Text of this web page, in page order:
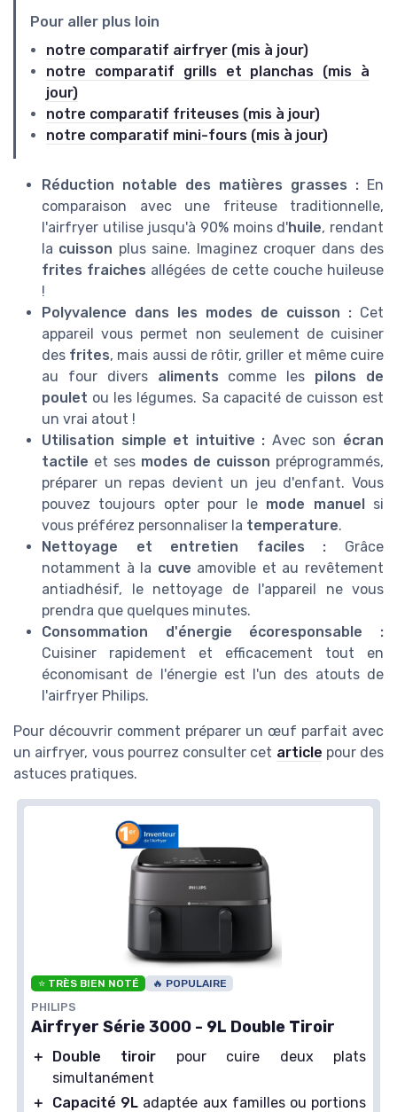
Pour aller plus loin
notre comparatif airfryer (mis à jour)
notre comparatif grills et planchas (mis à
jour)
notre comparatif friteuses (mis à jour)
notre comparatif mini-fours (mis à jour)
Réduction notable des matières grasses : En
comparaison avec une friteuse traditionnelle,
l'airfryer utilise jusqu'à 90% moins d'huile, rendant
la cuisson plus saine. Imaginez croquer dans des
frites fraiches allégées de cette couche huileuse
!
Polyvalence dans les modes de cuisson : Cet
appareil vous permet non seulement de cuisiner
des frites, mais aussi de rôtir, griller et même cuire
au four divers aliments comme les pilons de
poulet ou les légumes. Sa capacité de cuisson est
un vrai atout !
Utilisation simple et intuitive : Avec son écran
tactile et ses modes de cuisson préprogrammés,
préparer un repas devient un jeu d'enfant. Vous
pouvez toujours opter pour le mode manuelsi
vous préférez personnaliser la temperature.
Nettoyage et entretien faciles : Grâce
notamment à la cuve amovible et au revêtement
antiadhésif, le nettoyage de l'appareil ne vous
prendra que quelques minutes.
Consommation d'énergie écoresponsable :
Cuisiner rapidement et efficacement tout en
économisant de l'énergie est l'un des atouts de
l'airfryer Philips.
Pour découvrir comment préparer un œuf parfait avec
un airfryer, vous pourrez consulter cet article pour des
astuces pratiques.
⭐ TRÈS BIEN NOTÉ 🔥 POPULAIRE
PHILIPS
Airfryer Série 3000 - 9L Double Tiroir
＋ Double tiroir pour cuire deux plats
simultanément
＋
Capacité 9L adaptée aux familles ou portions